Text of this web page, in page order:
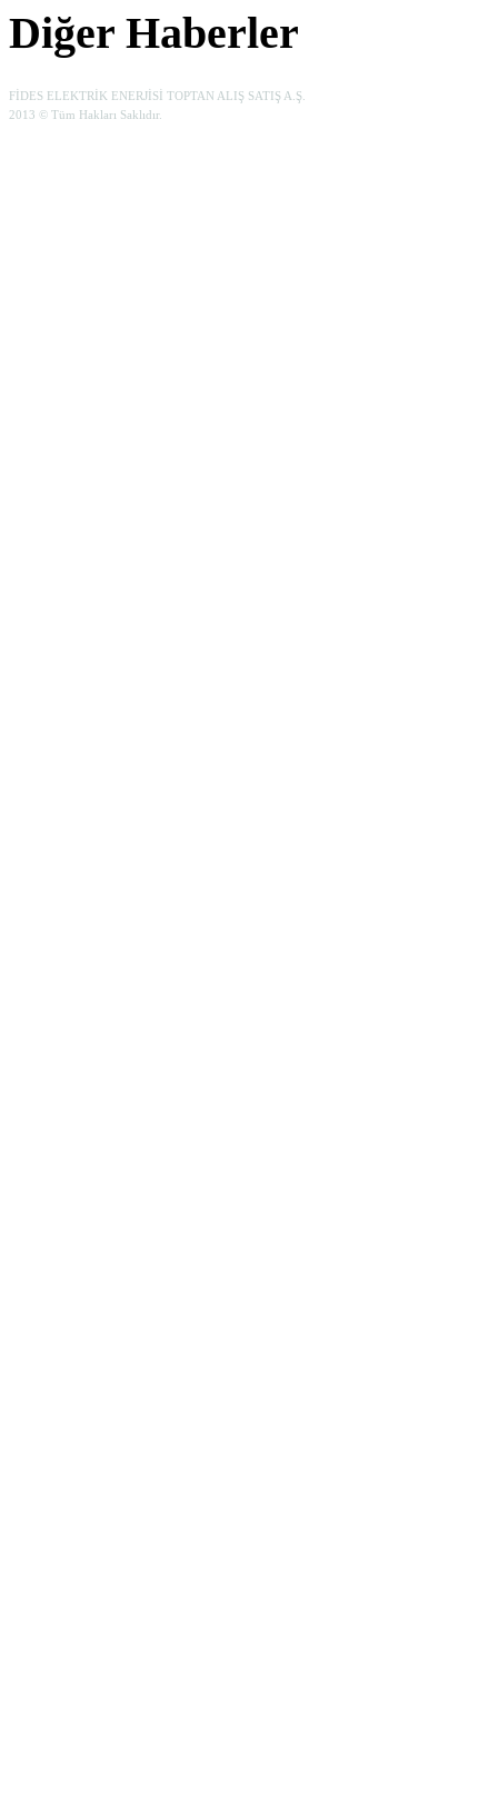
Diğer Haberler
FİDES ELEKTRİK ENERJİSİ TOPTAN ALIŞ SATIŞ A.Ş.
2013 © Tüm Hakları Saklıdır.